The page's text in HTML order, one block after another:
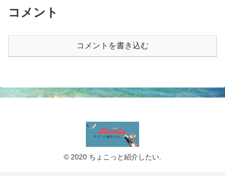
コメント
コメントを書き込む
© 2020 ちょこっと紹介したい.